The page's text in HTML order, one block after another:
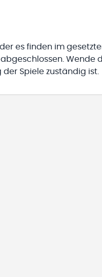
es finden im
Wende
der Spiele zuständig ist.